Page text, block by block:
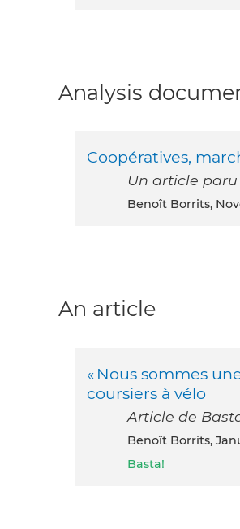
Analysis
Coopératives,
Un article paru
Benoît Borrits,
An article
« Nous sommes
coursiers à vélo
Article de
Benoît Borrits,
Basta!